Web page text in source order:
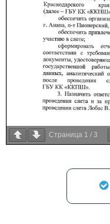
Страница 1 / 3